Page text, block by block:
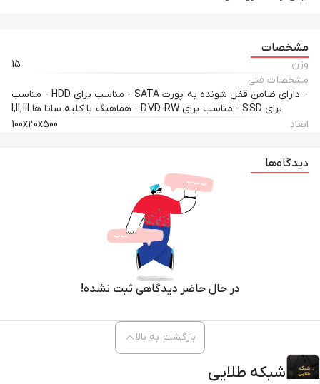
مشخصات
وزن
15
مشخصات فنی
- دارای ضامن قفل شونده به پورت SATA - مناسب برای HDD - مناسب
برای SSD - مناسب برای DVD-RW - هماهنگ با کلیه ساتا ها l,ll,III
ابعاد
100x20x500
دیدگاه‌ها
در حال حاضر دیدگاهی ثبت نشده!
شبکه طلایی
بازگشت به بالا